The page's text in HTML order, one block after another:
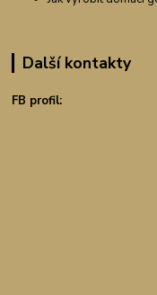
Další kontakty
FB profil: